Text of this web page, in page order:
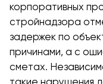
корпоративных
стройнадзора
задержек по
причинами, а с
сметах.
такие нарушения